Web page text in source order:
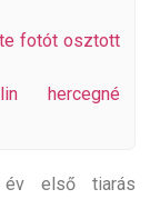
fotót osztott
hercegné
év első tiarás